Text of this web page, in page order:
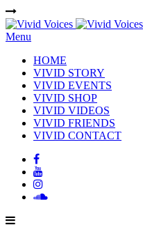
Menu
HOME
VIVID STORY
VIVID EVENTS
VIVID SHOP
VIVID VIDEOS
VIVID FRIENDS
VIVID CONTACT